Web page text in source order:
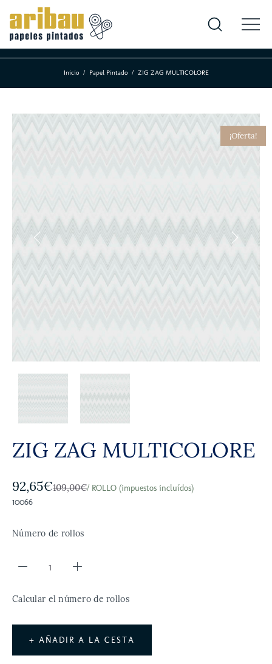
Inicio Papel Pintado ZIG ZAG MULTICOLORE
¡Oferta!
ZIG ZAG MULTICOLORE
92,65€109,00€/ ROLLO (impuestos incluídos)
10066
Número de rollos
Calcular el número de rollos
+ AÑADIR A LA CESTA